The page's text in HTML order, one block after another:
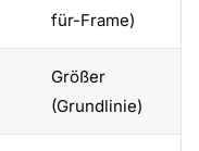
für-Frame)
Größer
(Grundlinie)